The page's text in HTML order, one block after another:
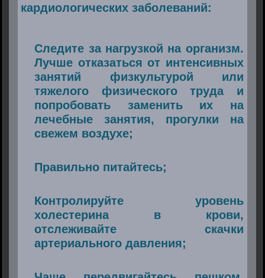
кардиологических заболеваний:
Следите за нагрузкой на организм.
Лучше отказаться от интенсивных
занятий физкультурой или
тяжелого физического труда и
попробовать заменить их на
лечебные занятия, прогулки на
свежем воздухе;
Правильно питайтесь;
Контролируйте уровень
холестерина в крови,
отслеживайте скачки
артериального давления;